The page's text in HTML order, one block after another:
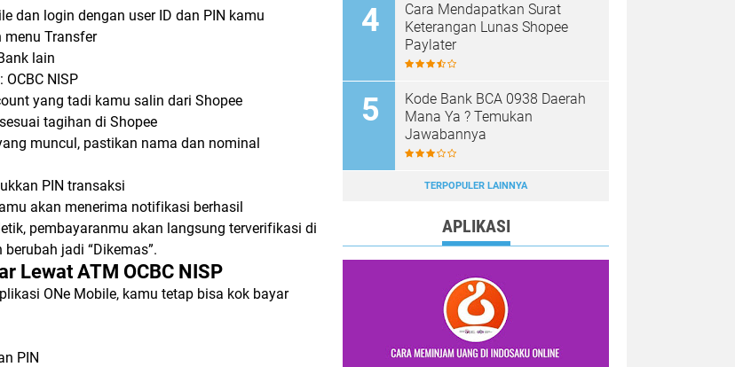
dan login dengan user ID dan PIN kamu
Transfer
lain
NISP
yang tadi kamu salin dari Shopee
tagihan di Shopee
muncul, pastikan nama dan nominal
PIN transaksi
akan menerima notifikasi berhasil
pembayaranmu akan langsung terverifikasi di
jadi “Dikemas”.
Lewat ATM OCBC NISP
ONe Mobile, kamu tetap bisa kok bayar
PIN
Cara Mendapatkan Surat
Keterangan Lunas Shopee
Paylater
Kode Bank BCA 0938 Daerah
Mana Ya ? Temukan
Jawabannya
TERPOPULER LAINNYA
APLIKASI